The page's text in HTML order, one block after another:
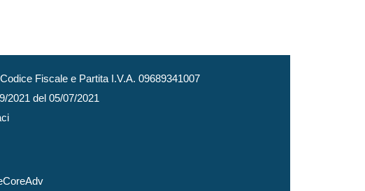
Fiscale e Partita I.V.A. 09689341007
2021 del 05/07/2021